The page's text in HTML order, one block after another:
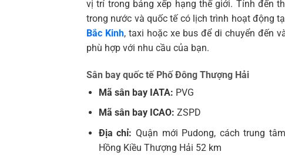
vị trí trong bảng xếp hạng thế giới. Tính đến
trong nước và quốc tế có lịch trình hoạt động
Bắc Kinh, taxi hoặc xe bus để di chuyển đến
phù hợp với nhu cầu của bạn.
Sân bay quốc tế Phố Đông Thượng Hải
Mã sân bay IATA: PVG
Mã sân bay ICAO: ZSPD
Địa chỉ: Quận mới Pudong, cách trung
Hồng Kiều Thượng Hải 52 km